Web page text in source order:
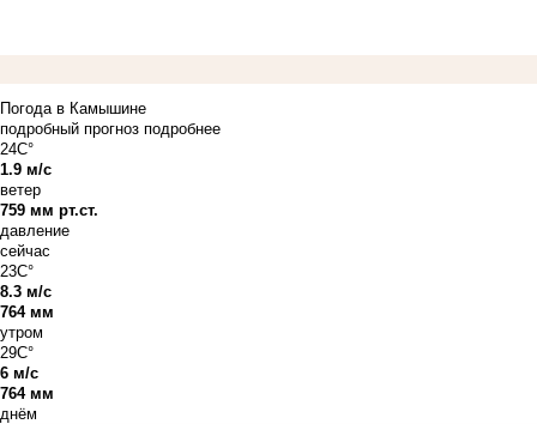
Погода в Камышине
подробный прогноз подробнее
24C°
1.9 м/с
ветер
759 мм рт.ст.
давление
сейчас
23C°
8.3 м/с
764 мм
утром
29C°
6 м/с
764 мм
днём